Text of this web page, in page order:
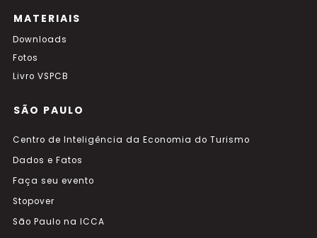
MATERIAIS
Downloads
Fotos
Livro VSPCB
SÃO PAULO
Centro de Inteligência da Economia do Turismo
Dados e Fatos
Faça seu evento
Stopover
São Paulo na ICCA